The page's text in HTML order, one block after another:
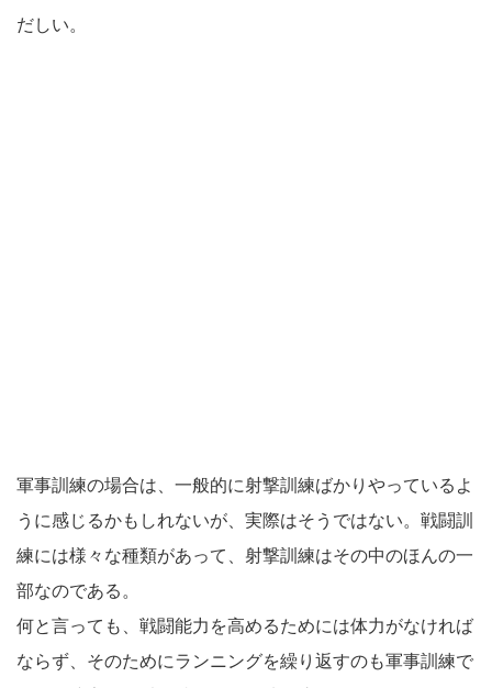
だしい。
軍事訓練の場合は、一般的に射撃訓練ばかりやっているよ
うに感じるかもしれないが、実際はそうではない。戦闘訓
練には様々な種類があって、射撃訓練はその中のほんの一
部なのである。
何と言っても、戦闘能力を高めるためには体力がなければ
ならず、そのためにランニングを繰り返すのも軍事訓練で